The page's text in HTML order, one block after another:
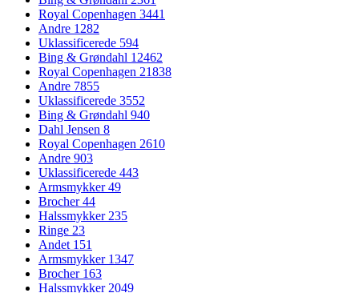
Royal Copenhagen 3441
Andre 1282
Uklassificerede 594
Bing & Grøndahl 12462
Royal Copenhagen 21838
Andre 7855
Uklassificerede 3552
Bing & Grøndahl 940
Dahl Jensen 8
Royal Copenhagen 2610
Andre 903
Uklassificerede 443
Armsmykker49
Brocher44
Halssmykker 235
Ringe 23
Andet 151
Armsmykker 1347
Brocher 163
Halssmykker 2049